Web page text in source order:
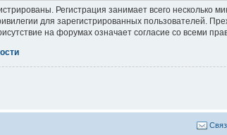
Регистрация занимает всего несколько
для зарегистрированных пользователей.
на форумах означает согласие со всеми